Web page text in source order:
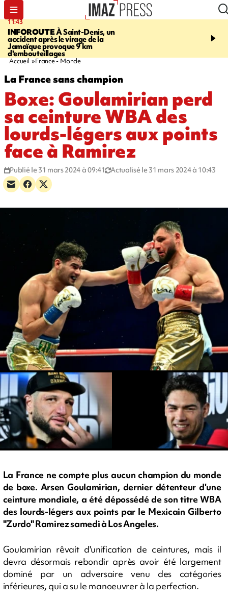
11:43
INFOROUTEÀ Saint-Denis, un
accident après le virage de la
Jamaïque provoque 9 km
d'embouteillages
16:35
gendarmes évacuent
Accueil France - Monde
La France sans champion
Boxe: Goulamirian perd
sa ceinture WBA des
lourds-légers aux points
face à Ramirez
Publié le 31 mars 2024 à 09:41 Actualisé le 31 mars 2024 à 10:43
La France ne compte plus aucun champion du monde
de boxe. Arsen Goulamirian, dernier détenteur d'une
ceinture mondiale, a été dépossédé de son titre WBA
des lourds-légers aux points par le Mexicain Gilberto
"Zurdo" Ramirez samedi à Los Angeles.
Goulamirian rêvait d'unification de ceintures, mais il
devra désormais rebondir après avoir été largement
dominé par un adversaire venu des catégories
inférieures, qui a su le manoeuvrer à la perfection.